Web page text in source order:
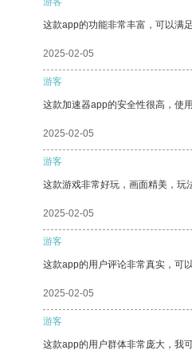
这款app的功能非常丰富，可以满
2025-02-05
游客
这款加速器app的安全性很高，使
2025-02-05
游客
这款游戏非常好玩，画面精美，玩
2025-02-05
游客
这款app的用户评论非常真实，可
2025-02-05
游客
这款app的用户群体非常庞大，我